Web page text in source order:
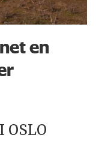
en
OSLO